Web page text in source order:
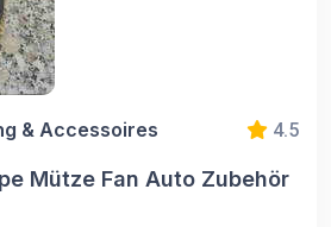
& Accessoires 4.5
Mütze Fan Auto Zubehör